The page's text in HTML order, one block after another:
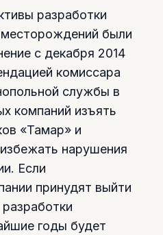
разработки
месторождений были
с декабря 2014
комиссара
службы в
компаний изъять
«Тамар» и
нарушения
Если
принудят выйти
годы будет